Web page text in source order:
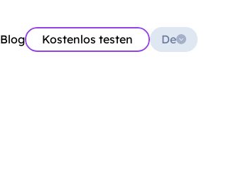
Blog Kostenlos testen
Select Language
De